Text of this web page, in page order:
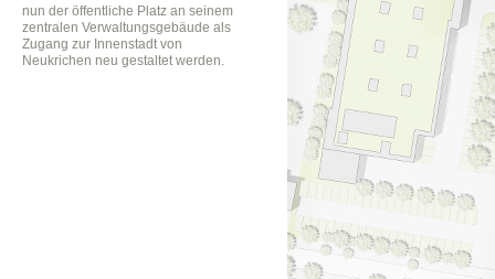
nun der öffentliche Platz an seinem
zentralen Verwaltungsgebäude als
Zugang zur Innenstadt von
Neukrichen neu gestaltet werden.